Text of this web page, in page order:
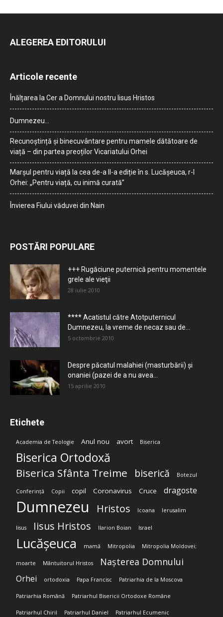
ALEGEREA EDITORULUI
Articole recente
Înălțarea la Cer a Domnului nostru Iisus Hristos
Dumnezeu…
Recunoștință și binecuvântare pentru mamele dătătoare de
viață – din partea preoților Vicariatului Orhei
Marșul pentru viață la cea de-a II-a ediție în s. Lucășeuca, r-l
Orhei: „Pentru viață, cu inimă curată”
Învierea Fiului văduvei din Nain
POSTĂRI POPULARE
+++ Rugăciune puternică pentru momentele
grele ale vieţii
28 iulie 2010
**** Acatistul către Atotputernicul
Dumnezeu, la vreme de necaz sau de...
5 octombrie 2010
Despre păcatul malahiei (masturbării) şi
onaniei (pazei de a nu avea...
15 aprilie 2010
Etichete
Academia de Teologie Anul nou avort Biserica
Biserica Ortodoxă
Biserica Sfânta Treime biserică Botezul
Conferință Copii copil Coronavirus Cruce dragoste
Dumnezeu Hristos Icoana Ierusalim
Iisus Iisus Hristos Ilarion Boian Israel
Lucășeuca mamă Mitropolia Mitropolia Moldovei;
moarte Mântuitorul Hristos Nașterea Domnului
Orhei ortodoxia Papa Francisc Patriarhia de la Moscova
Patriarhia Română Patriarhul Bisericii Ortodoxe Române
Patriarhul Chiril Patriarhul Daniel Patriarhul Ecumenic